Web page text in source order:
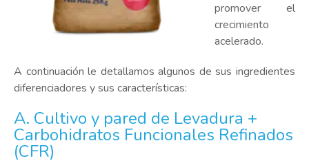
promover el
crecimiento
acelerado.
A continuación le detallamos algunos de sus ingredientes
diferenciadores y sus características:
A. Cultivo y pared de Levadura +
Carbohidratos Funcionales Refinados
(CFR)